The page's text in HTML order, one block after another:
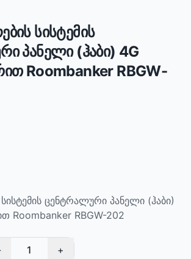
სისტემის
პანელი (ჰაბი) 4G
Roombanker RBGW-
ცენტრალური პანელი (ჰაბი)
Roombanker RBGW-202
1 +